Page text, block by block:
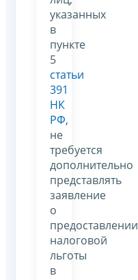
указанных
в
пункте
5
статьи
391
НК
РФ,
не
требуется
дополнительно
представлять
заявление
о
предоставлении
налоговой
льготы
в